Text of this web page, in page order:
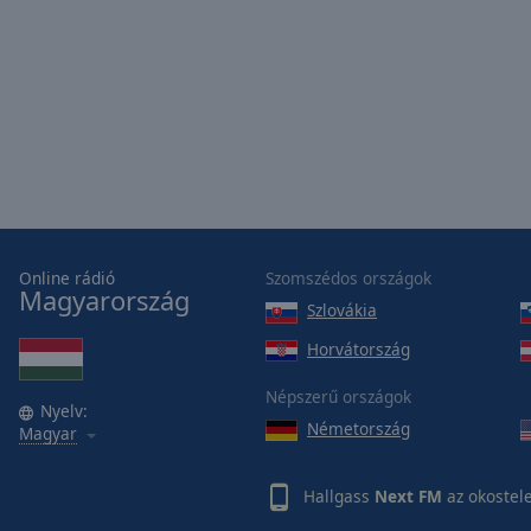
Color
Opacity
Caption
Area
Online rádió
Magyarország
Nyelv:
Magyar
Szomszédos országok
Szlovákia
Horvátország
Népszerű országok
Németország
Hallgass Next FM az